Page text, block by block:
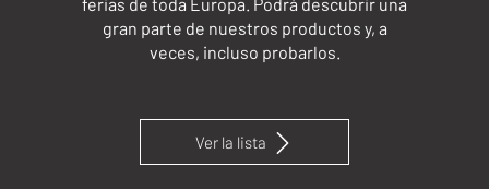
gran parte de nuestros productos y, a
veces, incluso probarlos.
Ver la lista